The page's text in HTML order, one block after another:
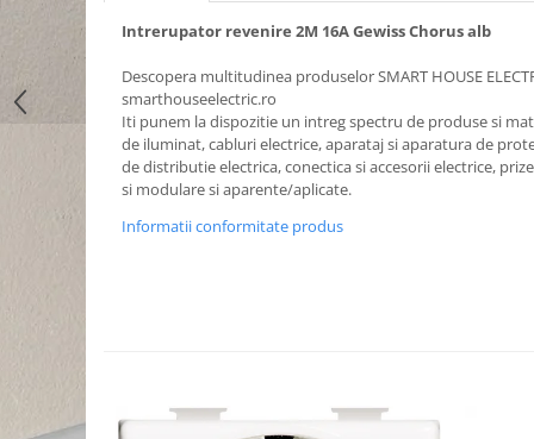
Intrerupator revenire 2M 16A Gewiss Chorus alb
Descopera multitudinea produselor SMART HOUSE
smarthouseelectric.ro
Iti punem la dispozitie un intreg spectru de produse si
de iluminat, cabluri electrice, aparataj si aparatura de
de distributie electrica, conectica si accesorii electrice,
si modulare si aparente/aplicate.
Informatii conformitate produs